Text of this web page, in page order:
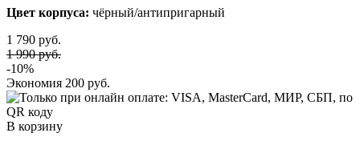
Цвет корпуса: чёрный/антипригарный
1 790 руб.
1 990 руб.
-10%
Экономия 200 руб.
В корзину